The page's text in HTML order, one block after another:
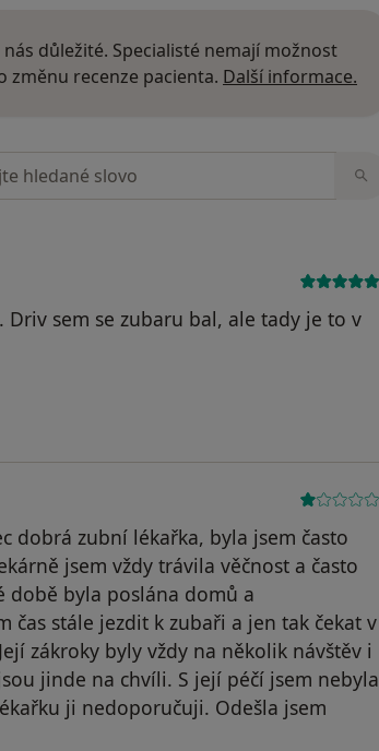
důležité. Specialisté nemají možnost
změnu recenze pacienta. Další informace.
v názorech
sem se zubaru bal, ale tady je to v
účet byl odstraněn
dobrá zubní lékařka, byla jsem často
jsem vždy trávila věčnost a často
době byla poslána domů a
čas stále jezdit k zubaři a jen tak čekat v
zákroky byly vždy na několik návštěv i
jinde na chvíli. S její péčí jsem nebyla
ji nedoporučuji. Odešla jsem